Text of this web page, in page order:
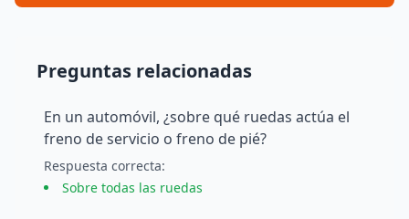
Preguntas relacionadas
En un automóvil, ¿sobre qué ruedas actúa el
freno de servicio o freno de pié?
Respuesta correcta:
Sobre todas las ruedas